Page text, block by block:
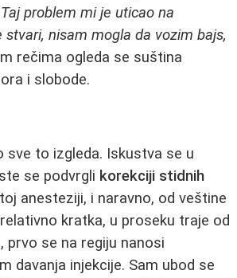
problem mi je uticao na
nisam mogla da vozim bajs,
rečima ogleda se suština
i slobode.
sve to izgleda. Iskustva se u
se podvrgli korekciji stidnih
anesteziji, i naravno, od veštine
kratka, u proseku traje od
prvo se na regiju nanosi
davanja injekcije. Sam ubod se